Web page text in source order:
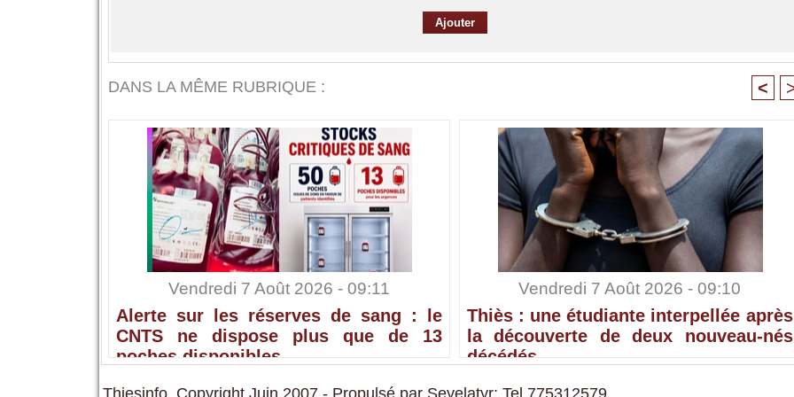
DANS LA MÊME RUBRIQUE : <
Vendredi 7 Août 2026 - 09:11
Alerte sur les réserves de sang : le
CNTS ne dispose plus que de 13
poches disponibles
Vendredi 7 Août 2026 - 09:10
Thiès : une étudiante interpellée après
la découverte de deux nouveau-nés
décédés
Thiesinfo, Copyright Juin 2007 - Propulsé par Seyelatyr: Tel 775312579.